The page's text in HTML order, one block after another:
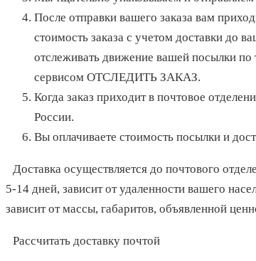
После отправки вашего заказа вам
стоимость заказа с учетом доставки до
отслеживать движение вашей посылки
сервисом ОТСЛЕДИТЬ ЗАКАЗ.
Когда заказ приходит в почтовое
России.
Вы оплачиваете стоимость посылки и
Доставка осуществляется до почтового
5-14 дней, зависит от удаленности вашего
зависит от массы, габаритов, объявленной
Рассчитать доставку почтой